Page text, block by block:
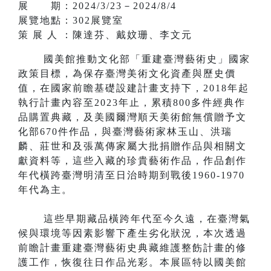
展 期：2024/3/23－2024/8/4
展覽地點：302展覽室
策 展 人 ：陳達芬、戴妏珊、李文元
國美館推動文化部「重建臺灣藝術史」國家
政策目標，為保存臺灣美術文化資產與歷史價
值，在國家前瞻基礎設建計畫支持下，2018年起
執行計畫內容至2023年止，累積800多件經典作
品購置典藏，及美國爾灣順天美術館無償贈予文
化部670件作品，與臺灣藝術家林玉山、洪瑞
麟、莊世和及張萬傳家屬大批捐贈作品與相關文
獻資料等，這些入藏的珍貴藝術作品，作品創作
年代橫跨臺灣明清至日治時期到戰後1960-1970
年代為主。
這些早期藏品橫跨年代至今久遠，在臺灣氣
候與環境等因素影響下產生劣化狀況，本次透過
前瞻計畫重建臺灣藝術史典藏維護整飭計畫的修
護工作，恢復往日作品光彩。本展區特以國美館